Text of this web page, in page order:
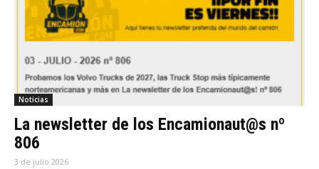
Noticias
La newsletter de los Encamionaut@s nº
806
3 de julio 2026